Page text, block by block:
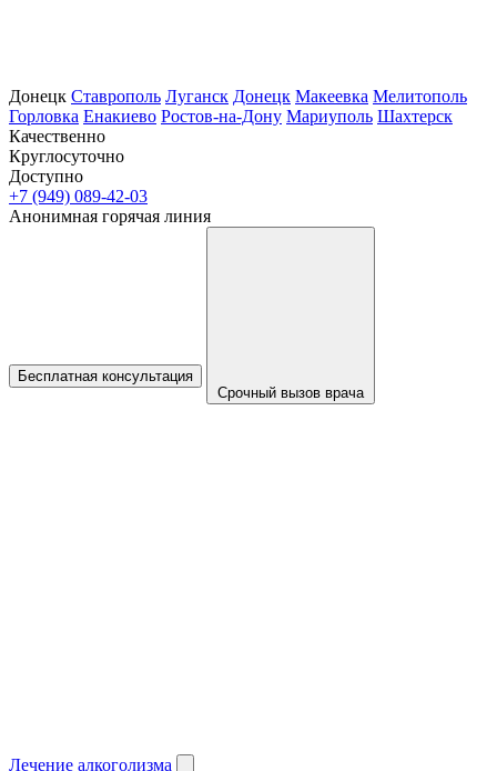
Донецк Ставрополь Луганск Донецк Макеевка Мелитополь
Горловка Енакиево Ростов-на-Дону Мариуполь Шахтерск
Качественно
Круглосуточно
Доступно
+7 (949) 089-42-03
Анонимная горячая линия
Бесплатная консультация
Срочный вызов врача
Лечение алкоголизма